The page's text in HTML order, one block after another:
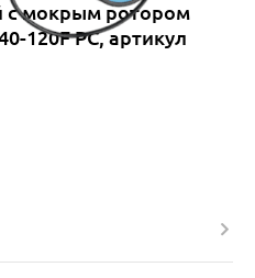
с мокрым ротором
120F PC, артикул